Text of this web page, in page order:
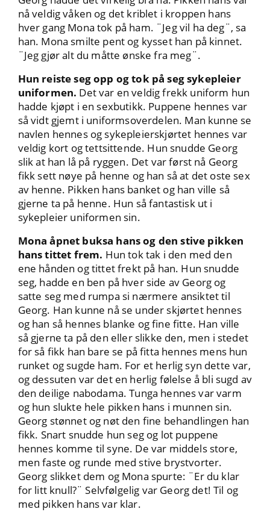
nå veldig våken og det kriblet i kroppen hans
hver gang Mona tok på ham. ¨Jeg vil ha deg¨, sa
han. Mona smilte pent og kysset han på kinnet.
¨Jeg gjør alt du måtte ønske fra meg¨.
Hun reiste seg opp og tok på seg sykepleier
uniformen. Det var en veldig frekk uniform hun
hadde kjøpt i en sexbutikk. Puppene hennes var
så vidt gjemt i uniformsoverdelen. Man kunne se
navlen hennes og sykepleierskjørtet hennes var
veldig kort og tettsittende. Hun snudde Georg
slik at han lå på ryggen. Det var først nå Georg
fikk sett nøye på henne og han så at det oste sex
av henne. Pikken hans banket og han ville så
gjerne ta på henne. Hun så fantastisk ut i
sykepleier uniformen sin.
Mona åpnet buksa hans og den stive pikken
hans tittet frem. Hun tok tak i den med den
ene hånden og tittet frekt på han. Hun snudde
seg, hadde en ben på hver side av Georg og
satte seg med rumpa si nærmere ansiktet til
Georg. Han kunne nå se under skjørtet hennes
og han så hennes blanke og fine fitte. Han ville
så gjerne ta på den eller slikke den, men i stedet
for så fikk han bare se på fitta hennes mens hun
runket og sugde ham. For et herlig syn dette var,
og dessuten var det en herlig følelse å bli sugd av
den deilige nabodama. Tunga hennes var varm
og hun slukte hele pikken hans i munnen sin.
Georg stønnet og nøt den fine behandlingen han
fikk. Snart snudde hun seg og lot puppene
hennes komme til syne. De var middels store,
men faste og runde med stive brystvorter.
Georg slikket dem og Mona spurte: ¨Er du klar
for litt knull?¨ Selvfølgelig var Georg det! Til og
med pikken hans var klar.